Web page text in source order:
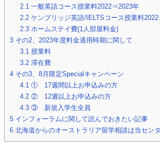
2.1 一般英語コース授業料2022⇒2023年
2.2 ケンブリッジ英語/IELTSコース授業料
2.3 ホームステイ費(1人部屋料金)
3 その2、2023年度料金適用時期に関して
3.1 授業料
3.2 滞在費
4 その3、8月限定Specialキャンペーン
4.1 ① 17週間以上お申込みの方
4.2 ② 12週以上お申込みの方
4.3 ③ 新規入学生全員
5 インフォーラムに関して読んでおきたい記事
6 北海道からのオーストラリア留学相談は当セン